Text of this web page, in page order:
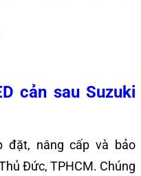
cản sau Suzuki
nâng cấp và bảo
Đức, TPHCM. Chúng